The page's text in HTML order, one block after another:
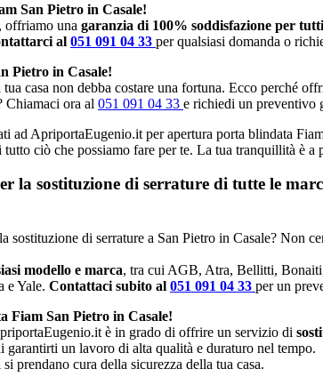
San Pietro in Casale!
offriamo una garanzia di 100% soddisfazione per
al 051 091 04 33 per qualsiasi domanda o
Pietro in Casale!
casa non debba costare una fortuna. Ecco perché
Chiamaci ora al 051 091 04 33 e richiedi un preventivo
ad ApriportaEugenio.it per apertura porta blindata
tutto ciò che possiamo fare per te. La tua tranquillità è
la sostituzione di serrature di tutte le
sostituzione di serrature a San Pietro in Casale? Non
modello e marca, tra cui AGB, Atra, Bellitti,
e Yale. Contattaci subito al 051 091 04 33 per un
Fiam San Pietro in Casale!
è in grado di offrire un servizio di
garantirti un lavoro di alta qualità e duraturo nel tempo.
prendano cura della sicurezza della tua casa.